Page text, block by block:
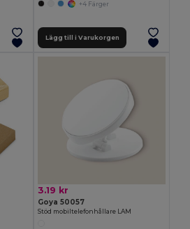
+4 Färger
Lägg till i Varukorgen
3.19 kr
Goya 50057
Stöd mobiltelefonhållare LAM